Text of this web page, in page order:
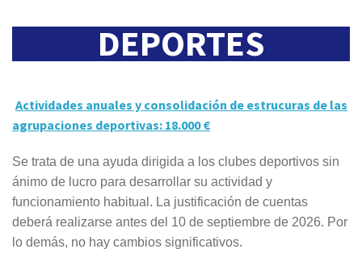
DEPORTES
Actividades anuales y consolidación de estrucuras de las
agrupaciones deportivas: 18.000 €
Se trata de una ayuda dirigida a los clubes deportivos sin
ánimo de lucro para desarrollar su actividad y
funcionamiento habitual. La justificación de cuentas
deberá realizarse antes del 10 de septiembre de 2026. Por
lo demás, no hay cambios significativos.